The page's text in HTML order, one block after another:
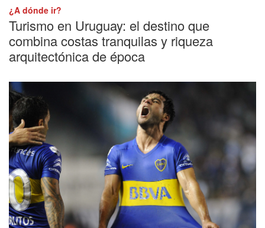
¿A dónde ir?
Turismo en Uruguay: el destino que
combina costas tranquilas y riqueza
arquitectónica de época